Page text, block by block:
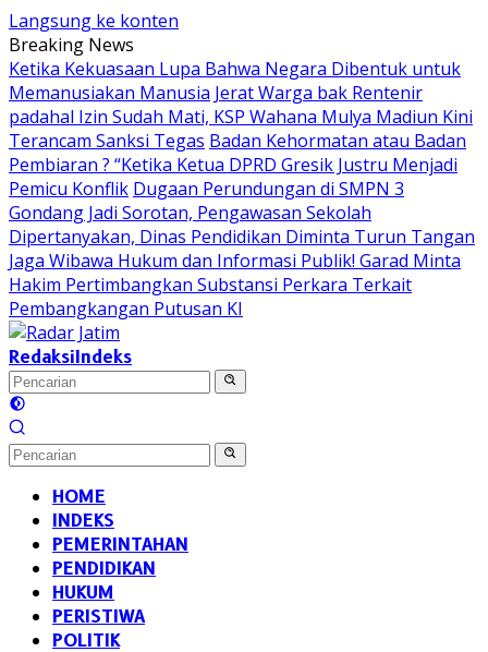
Langsung ke konten
Breaking News
Ketika Kekuasaan Lupa Bahwa Negara Dibentuk untuk
Memanusiakan Manusia Jerat Warga bak Rentenir
padahal Izin Sudah Mati, KSP Wahana Mulya Madiun Kini
Terancam Sanksi Tegas Badan Kehormatan atau Badan
Pembiaran ? “Ketika Ketua DPRD Gresik Justru Menjadi
Pemicu Konflik Dugaan Perundungan di SMPN 3
Gondang Jadi Sorotan, Pengawasan Sekolah
Dipertanyakan, Dinas Pendidikan Diminta Turun Tangan
Jaga Wibawa Hukum dan Informasi Publik! Garad Minta
Hakim Pertimbangkan Substansi Perkara Terkait
Pembangkangan Putusan KI
RedaksiIndeks
HOME
INDEKS
PEMERINTAHAN
PENDIDIKAN
HUKUM
PERISTIWA
POLITIK